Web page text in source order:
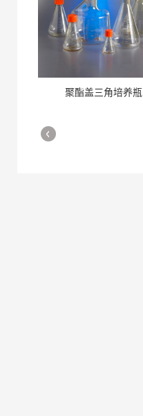
聚酯盖三角培养瓶